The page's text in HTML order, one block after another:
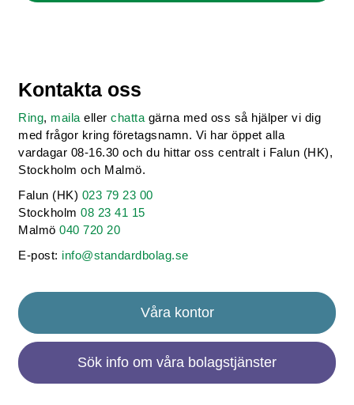
Kontakta oss
Ring, maila ellerchatta gärna med oss så hjälper vi dig
med frågor kring företagsnamn. Vi har öppet alla
vardagar 08-16.30 och du hittar oss centralt i Falun (HK),
Stockholm och Malmö.
Falun (HK) 023 79 23 00
Stockholm08 23 41 15
Malmö040 720 20
E-post: info@standardbolag.se
Våra kontor
Sök info om våra bolagstjänster